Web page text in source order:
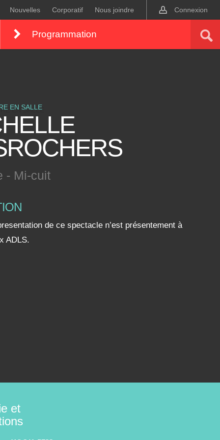
Connexion
Nouvelles Corporatif Nous joindre
Programmation
EN SALLE
- Mi-cuit
de ce spectacle n’est présentement à
ADLS.
et